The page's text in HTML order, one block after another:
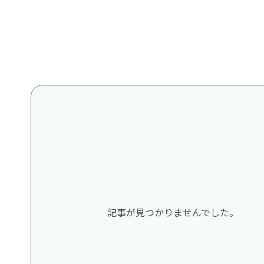
記事が見つかりませんでした。